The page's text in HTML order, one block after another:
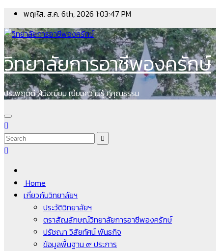
Skip
to
content
พฤหัส. ส.ค. 6th, 2026 1:03:48 PM
วิทยาลัยการอาชีพองครักษ์
ประพฤติดี ฝีมือเยี่ยม เปี่ยมความรู้ คู่คุณธรรม
Home
เกี่ยวกับวิทยาลัยฯ
ประวัติวิทยาลัยฯ
ตราสัญลักษณ์วิทยาลัยการอาชีพองครักษ์
ปรัชญา วิสัยทัศน์ พันธกิจ
ข้อมูลพื้นฐาน ๙ ประการ